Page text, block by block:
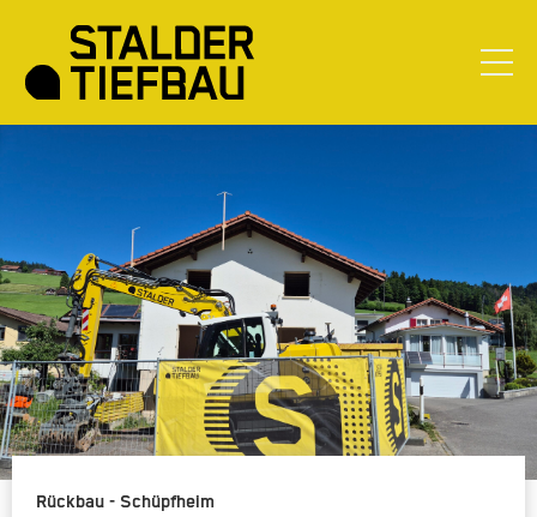
Rückbau - Schüpfheim